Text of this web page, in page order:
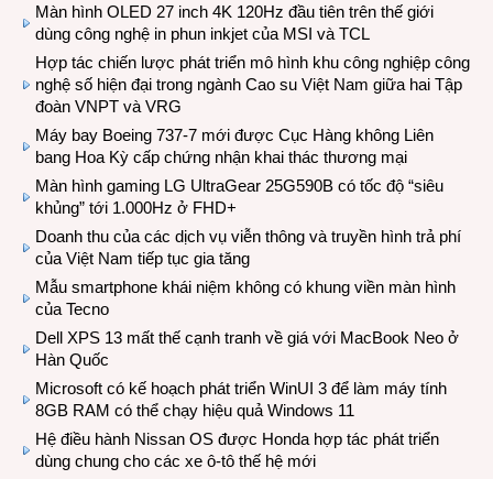
Màn hình OLED 27 inch 4K 120Hz đầu tiên trên thế giới
dùng công nghệ in phun inkjet của MSI và TCL
Hợp tác chiến lược phát triển mô hình khu công nghiệp công
nghệ số hiện đại trong ngành Cao su Việt Nam giữa hai Tập
đoàn VNPT và VRG
Máy bay Boeing 737-7 mới được Cục Hàng không Liên
bang Hoa Kỳ cấp chứng nhận khai thác thương mại
Màn hình gaming LG UltraGear 25G590B có tốc độ “siêu
khủng” tới 1.000Hz ở FHD+
Doanh thu của các dịch vụ viễn thông và truyền hình trả phí
của Việt Nam tiếp tục gia tăng
Mẫu smartphone khái niệm không có khung viền màn hình
của Tecno
Dell XPS 13 mất thế cạnh tranh về giá với MacBook Neo ở
Hàn Quốc
Microsoft có kế hoạch phát triển WinUI 3 để làm máy tính
8GB RAM có thể chạy hiệu quả Windows 11
Hệ điều hành Nissan OS được Honda hợp tác phát triển
dùng chung cho các xe ô-tô thế hệ mới